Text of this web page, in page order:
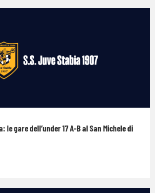
le gare dell’under 17 A-B al San Michele di